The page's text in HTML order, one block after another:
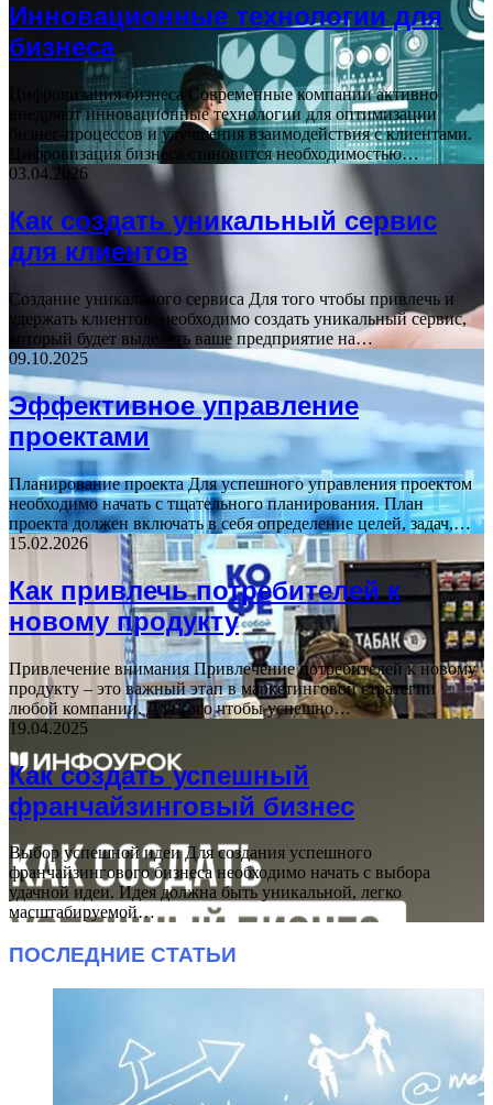
Инновационные технологии для
бизнеса
Цифровизация бизнеса Современные компании активно
внедряют инновационные технологии для оптимизации
бизнес-процессов и улучшения взаимодействия с клиентами.
Цифровизация бизнеса становится необходимостью…
03.04.2026
Как создать уникальный сервис
для клиентов
Создание уникального сервиса Для того чтобы привлечь и
удержать клиентов, необходимо создать уникальный сервис,
который будет выделять ваше предприятие на…
09.10.2025
Эффективное управление
проектами
Планирование проекта Для успешного управления проектом
необходимо начать с тщательного планирования. План
проекта должен включать в себя определение целей, задач,…
15.02.2026
Как привлечь потребителей к
новому продукту
Привлечение внимания Привлечение потребителей к новому
продукту – это важный этап в маркетинговой стратегии
любой компании. Для того чтобы успешно…
19.04.2025
Как создать успешный
франчайзинговый бизнес
Выбор успешной идеи Для создания успешного
франчайзингового бизнеса необходимо начать с выбора
удачной идеи. Идея должна быть уникальной, легко
масштабируемой…
ПОСЛЕДНИЕ СТАТЬИ